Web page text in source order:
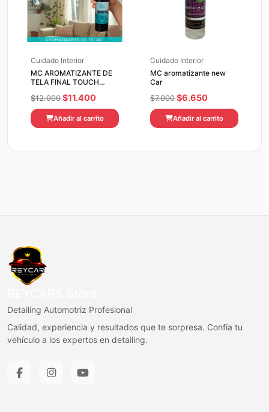
Cuidado Interior
MC AROMATIZANTE DE
TELA FINAL TOUCH
$12.000 El
precio
original
$11.400El
precio
actual
Añadir al carrito
Cuidado Interior
MC aromatizante new
Car
$7.000 El
precio
original
$6.650El
precio
actual
Añadir al carrito
Detailing Automotriz Profesional
Calidad, experiencia y resultados que te sorpresa. Confía tu
vehículo a los expertos en detailing.